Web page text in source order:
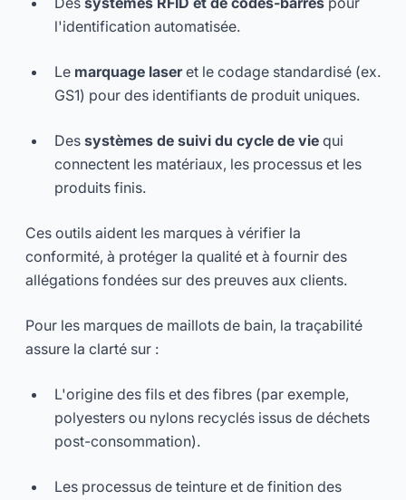
l'identification automatisée.
Le marquage laseret le codage standardisé (ex.
GS1) pour des identifiants de produit uniques.
Des systèmes de suivi du cycle de vie qui
connectent les matériaux, les processus et les
produits finis.
Ces outils aident les marques à vérifier la
conformité, à protéger la qualité et à fournir des
allégations fondées sur des preuves aux clients.
Pour les marques de maillots de bain, la traçabilité
assure la clarté sur :
L'origine des fils et des fibres (par exemple,
polyesters ou nylons recyclés issus de déchets
post-consommation).
Les processus de teinture et de finition des